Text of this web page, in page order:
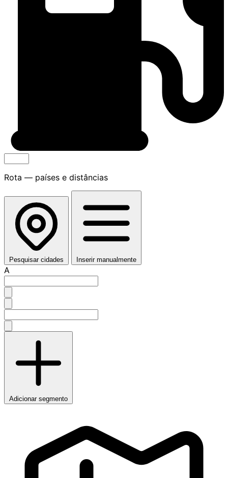
Rota — países e distâncias
Pesquisar cidades Inserir manualmente
A
Adicionar segmento